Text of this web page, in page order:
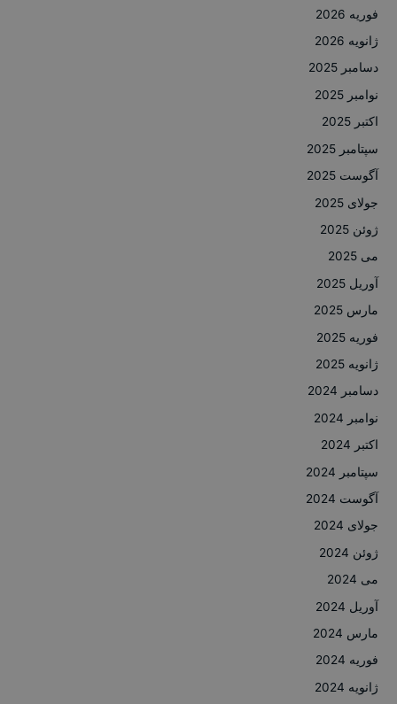
فوریه 2026
ژانویه 2026
دسامبر 2025
نوامبر 2025
اکتبر 2025
سپتامبر 2025
آگوست 2025
جولای 2025
ژوئن 2025
می 2025
آوریل 2025
مارس 2025
فوریه 2025
ژانویه 2025
دسامبر 2024
نوامبر 2024
اکتبر 2024
سپتامبر 2024
آگوست 2024
جولای 2024
ژوئن 2024
می 2024
آوریل 2024
مارس 2024
فوریه 2024
ژانویه 2024